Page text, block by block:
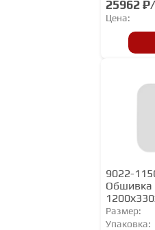
25962
Цена:
9022-
Обшивка
Размер:
Упаковка: